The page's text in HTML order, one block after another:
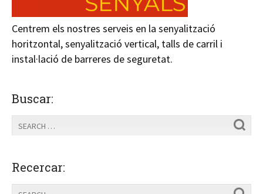
Centrem els nostres serveis en la senyalització
horitzontal, senyalització vertical, talls de carril i
instal·lació de barreres de seguretat.
Buscar:
Recercar: